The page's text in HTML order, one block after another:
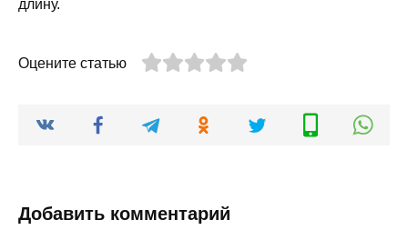
длину.
Оцените статью
Добавить комментарий